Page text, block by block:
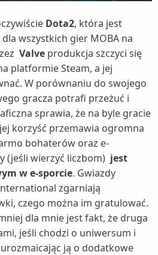
Dota2, która jest
wszystkich gier MOBA na
Valve produkcja szczyci się
platformie Steam, a jej
W porównaniu do swojego
gracza potrafi przeżuć i
sprawia, że na byle gracie
korzyść przemawia ogromna
bohaterów oraz e-
(jeśli wierzyć liczbom) jest
w e-sporcie. Gwiazdy
zgarniają
czego można im gratulować.
dla mnie jest fakt, że druga
jeśli chodzi o uniwersum i
ją o dodatkowe